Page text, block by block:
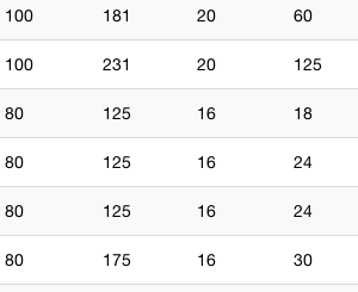
100 181 20 60
100 231 20 125
80 125 16 18
80 125 16 24
80 125 16 24
80 175 16 30